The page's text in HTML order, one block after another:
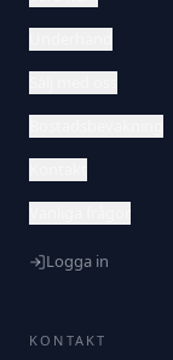
Logga in
KONTAKT